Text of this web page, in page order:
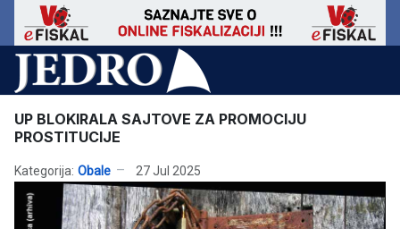
UP BLOKIRALA SAJTOVE ZA PROMOCIJU
PROSTITUCIJE
Kategorija: Obale 27 Jul 2025